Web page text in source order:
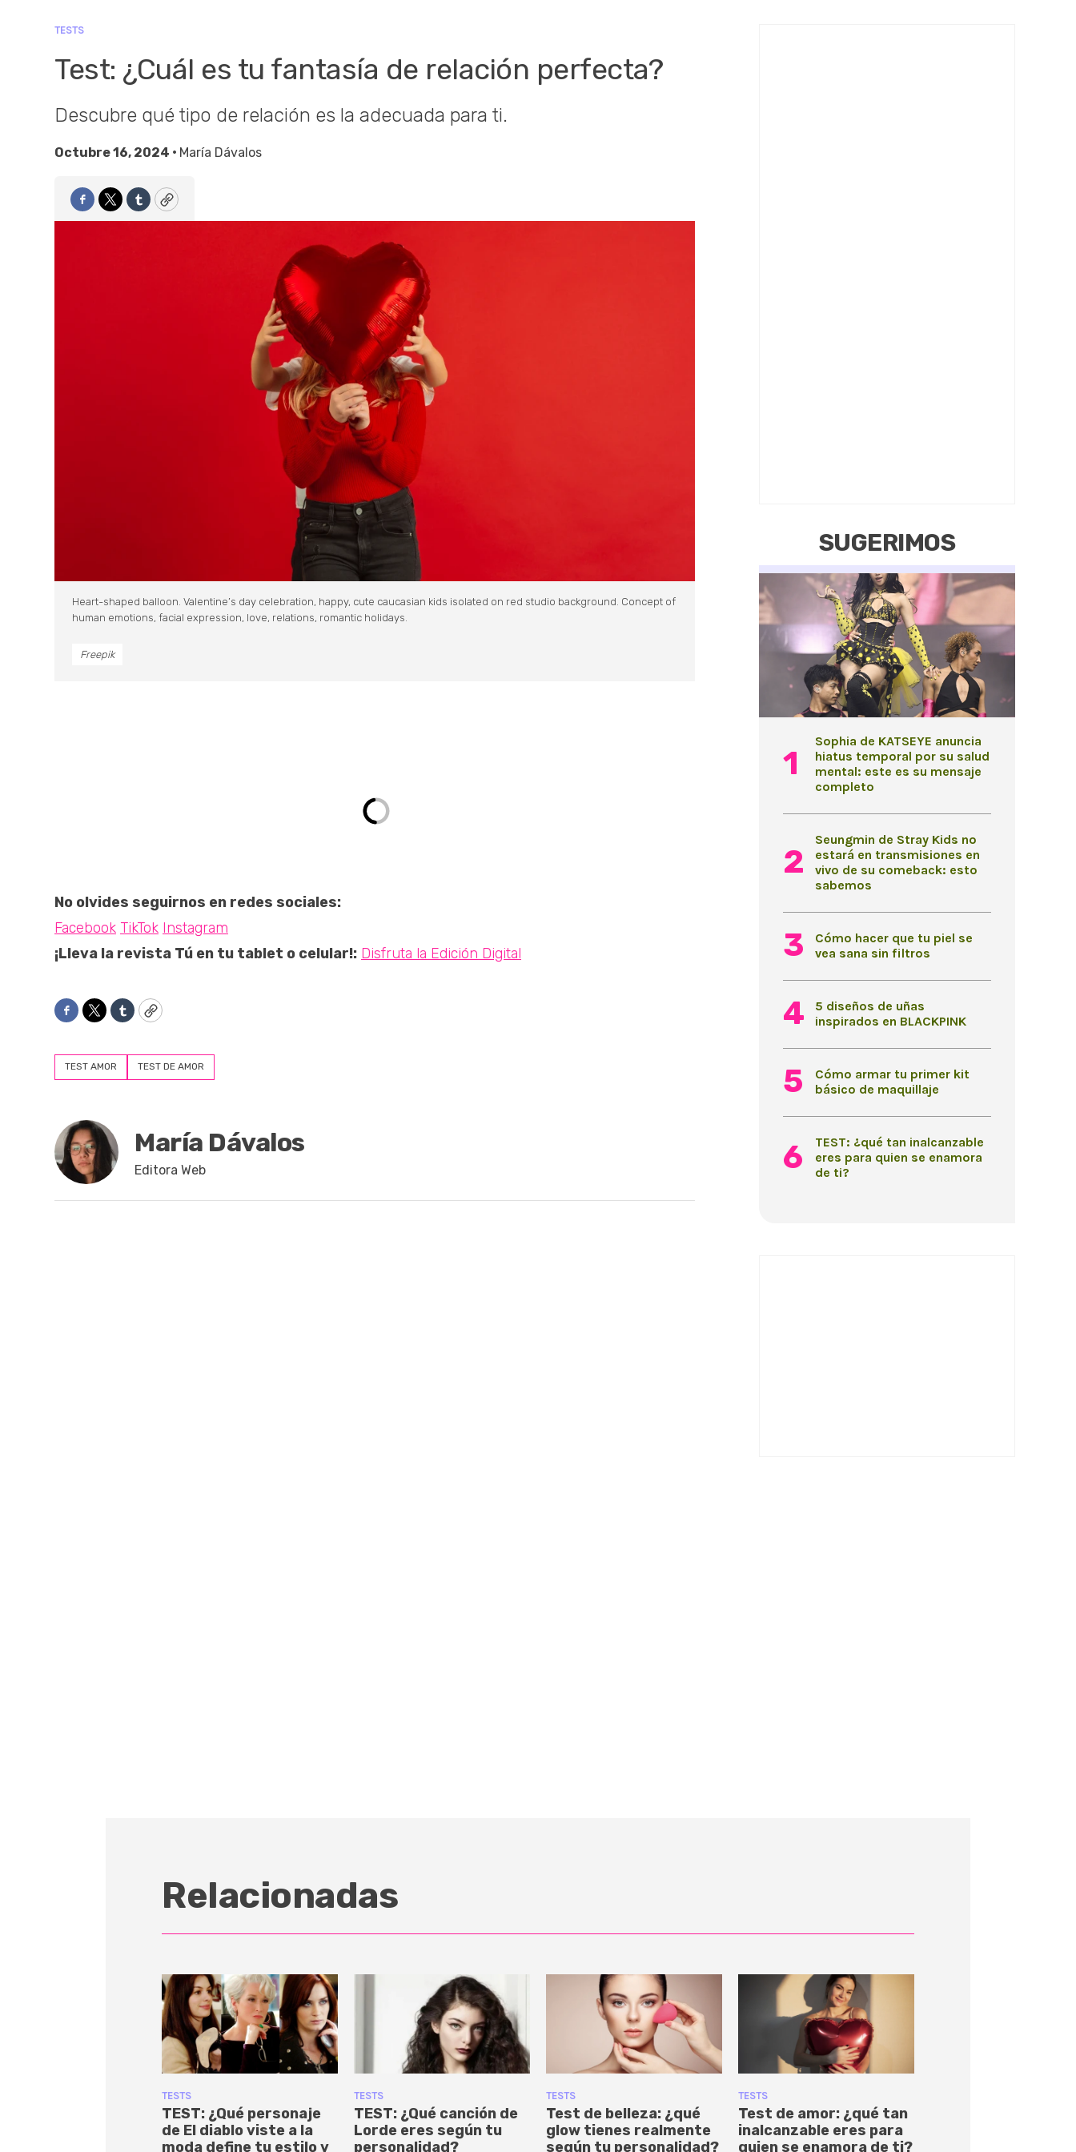
TESTS
Test: ¿Cuál es tu fantasía de relación perfecta?
Descubre qué tipo de relación es la adecuada para ti.
Octubre 16, 2024 • María Dávalos
Facebook
TwitterTumblrCopy
Heart-shaped balloon. Valentine’s day celebration, happy, cute caucasian kids isolated on red studio background. Concept of
human emotions, facial expression, love, relations, romantic holidays.
Freepik
No olvides seguirnos en redes sociales:
Facebook TikTok Instagram
¡Lleva la revista Tú en tu tablet o celular!: Disfruta la Edición Digital
Facebook
TwitterTumblrCopy
TEST AMOR TEST DE AMOR
María Dávalos
Editora Web
SUGERIMOS
Sophia de KATSEYE anuncia
hiatus temporal por su salud
mental: este es su mensaje
completo
Seungmin de Stray Kids no
estará en transmisiones en
vivo de su comeback: esto
sabemos
Cómo hacer que tu piel se
vea sana sin filtros
5 diseños de uñas
inspirados en BLACKPINK
Cómo armar tu primer kit
básico de maquillaje
TEST: ¿qué tan inalcanzable
eres para quien se enamora
de ti?
Relacionadas
TESTS
TEST: ¿Qué personaje
de El diablo viste a la
moda define tu estilo y
TESTS
TEST: ¿Qué canción de
Lorde eres según tu
personalidad?
TESTS
Test de belleza: ¿qué
glow tienes realmente
según tu personalidad?
TESTS
Test de amor: ¿qué tan
inalcanzable eres para
quien se enamora de ti?